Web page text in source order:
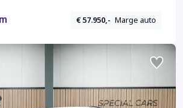
€ 57.950,- Marge auto